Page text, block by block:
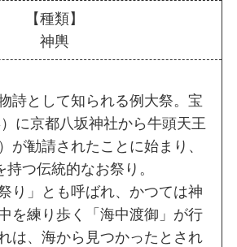
【種類】
神輿
詩として知られる例大祭。宝
に京都八坂神社から牛頭天王
が勧請されたことに始まり、
つ伝統的なお祭り。
り」とも呼ばれ、かつては神
を練り歩く「海中渡御」が行
は、海から見つかったとされ